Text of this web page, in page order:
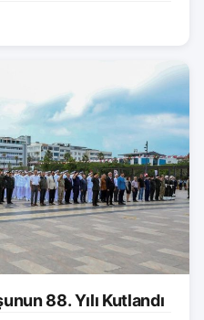
88. Yılı Kutlandı